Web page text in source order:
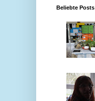
Beliebte Posts